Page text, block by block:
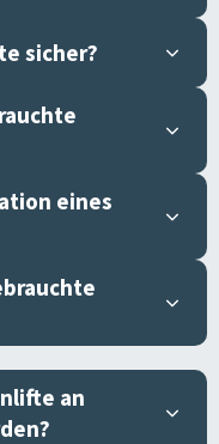
sicher?
eines
an